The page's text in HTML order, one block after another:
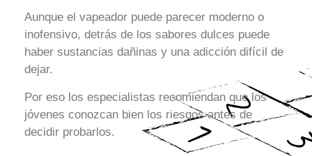
Aunque el vapeador puede parecer moderno o
inofensivo, detrás de los sabores dulces puede
haber sustancias dañinas y una adicción difícil de
dejar.
Por eso los especialistas recomiendan que los
jóvenes conozcan bien los riesgos antes de
decidir probarlos.